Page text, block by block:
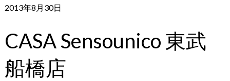
2013年8月30日
CASA Sensounico 東武
船橋店